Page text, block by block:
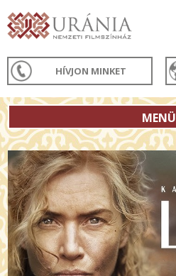
HÍVJON MINKET
MENÜ